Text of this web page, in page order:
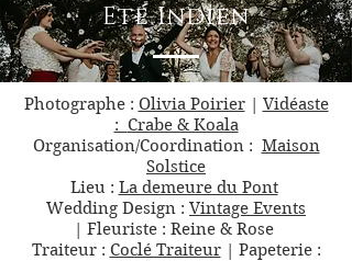
Eté Indien
Photographe : Olivia Poirier| Vidéaste
: Crabe & Koala
Organisation/Coordination : Maison
Solstice
Lieu : La demeure du Pont
Wedding Design : Vintage Events
| Fleuriste : Reine & Rose
Traiteur : Coclé Traiteur| Papeterie :